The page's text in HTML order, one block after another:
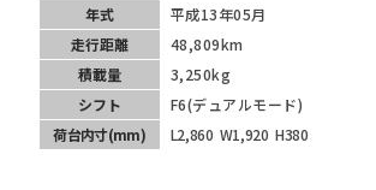
年式
平成13年05月
走行距離
48,809km
積載量
3,250kg
シフト
F6(デュアルモード)
荷台内寸(mm) L2,860 W1,920 H380